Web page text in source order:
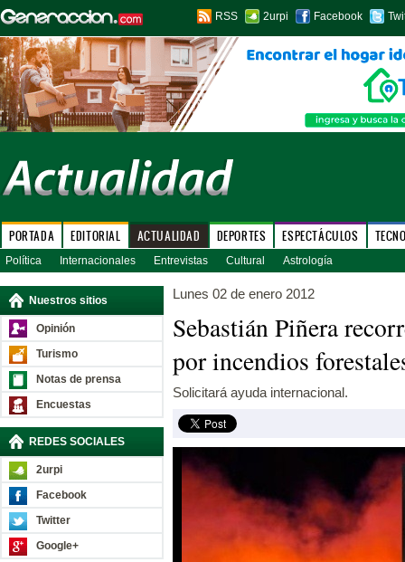
RSS 2urpi Facebook
PORTADA EDITORIAL ACTUALIDAD DEPORTES ESPECTÁCULOS
Política Internacionales Entrevistas Cultural Astrología
Nuestros sitios
Opinión
Turismo
Notas de prensa
Encuestas
REDES SOCIALES
2urpi
Facebook
Twitter
Google+
Lunes 02 de enero 2012
Sebastián Piñera
por incendios
Solicitará ayuda internacional.